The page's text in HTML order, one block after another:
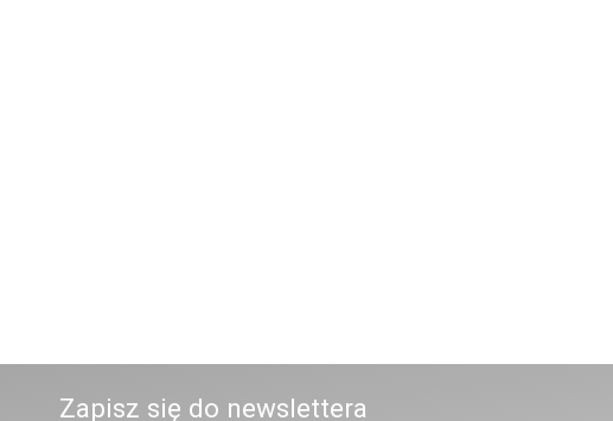
Zapisz się do newslettera